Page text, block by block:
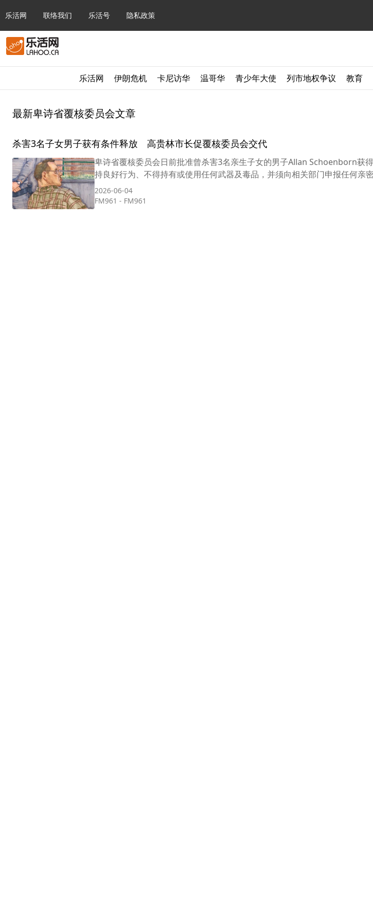
乐活网 联络我们 乐活号 隐私政策
乐活网 伊朗危机 卡尼访华 温哥华 青少年大使 列市地权争议 教育
最新卑诗省覆核委员会文章
杀害3名子女男子获有条件释放 高贵林市长促覆核委员会交代
卑诗省覆核委员会日前批准曾杀害3名亲生子女的男子Allan Schoenborn获
持良好行为、不得持有或使用任何武器及毒品，并须向相关部门申报任何亲
2026-06-04
FM961 - FM961